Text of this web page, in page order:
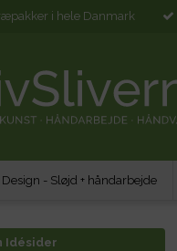
i hele Danmark
- Sløjd + håndarbejde
Idésider